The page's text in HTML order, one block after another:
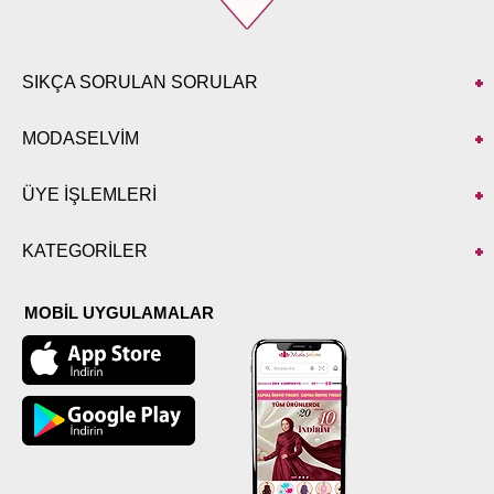
SIKÇA SORULAN SORULAR
MODASELVİM
ÜYE İŞLEMLERİ
KATEGORİLER
MOBİL UYGULAMALAR